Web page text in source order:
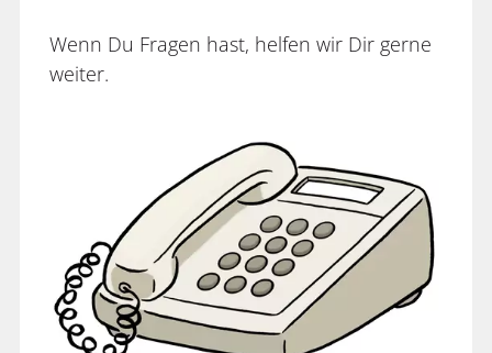
Wenn Du Fragen hast, helfen wir Dir gerne
weiter.